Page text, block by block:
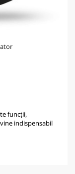
funcții,
indispensabil